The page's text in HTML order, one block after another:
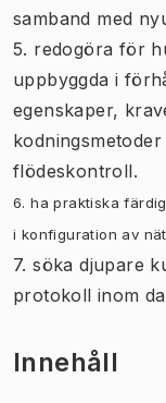
samband med
5. redogöra för
uppbyggda i
egenskaper,
flödeskontroll.
6. ha praktiska
i konfiguration av
7. söka djupare
protokoll inom
Innehåll